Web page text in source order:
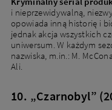
i nieprzewidywalną,
opowiada inną historię i
jednak akcja wszystkich
uniwersum. W każdym
nazwiska, m.in.: M.
Ali.
10. „Czarnobyl”